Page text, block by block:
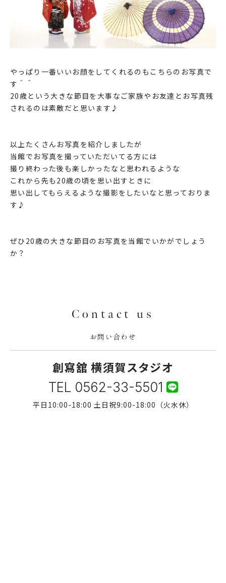
やっぱり一番いいお顔をしてくれるのもこちらのお写真で
す＾＾
20歳という大きな節目を大事なご家族やお友達とお写真残
されるのは素敵だと思います♪
以上たくさんお写真を紹介しましたが
当館でお写真を撮っていただいてる方には
撮り終わった後も楽しかったなと思われるような
これから先も20歳の頃を思い出すときに
思い出してもらえるような撮影をしたいなと思っておりま
す♪
ぜひ20歳の大きな節目のお写真を当館でいかがでしょう
か？
Contact us
お問い合わせ
創寫舘 横須賀スタジオ
TEL 0562-33-5501
平日10:00-18:00 土日祝9:00-18:00（火水休）